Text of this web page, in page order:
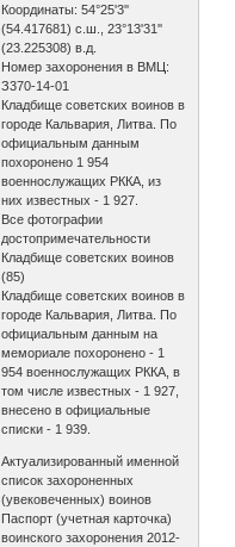
Координаты: 54°25'3''
(54.417681) с.ш., 23°13'31''
(23.225308) в.д.
Номер захоронения в ВМЦ:
З370-14-01
Кладбище советских воинов в
городе Кальвария, Литва. По
официальным данным
похоронено 1 954
военнослужащих РККА, из
них известных - 1 927.
Все фотографии
достопримечательности
Кладбище советских воинов
(85)
Кладбище советских воинов в
городе Кальвария, Литва. По
официальным данным на
мемориале похоронено - 1
954 военнослужащих РККА, в
том числе известных - 1 927,
внесено в официальные
списки - 1 939.
Актуализированный именной
список захороненных
(увековеченных) воинов
Паспорт (учетная карточка)
воинского захоронения 2012-